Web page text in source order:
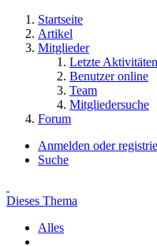
Startseite
Artikel
Mitglieder
Letzte Aktivitäten
Benutzer online
Team
Mitgliedersuche
Forum
Anmelden oder
Suche
Dieses Thema
Alles